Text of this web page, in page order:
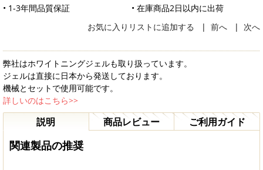
• 1-3年間品質保証
• 在庫商品2日以内に出荷
お気に入りリストに追加する
| 前へ | 次へ
弊社はホワイトニングジェルも取り扱っています。
ジェルは直接に日本から発送しております。
機械とセットで使用可能です。
詳しいのはこちら>>
説明 商品レビュー ご利用ガイド
関連製品の推奨